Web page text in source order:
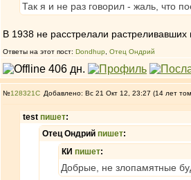
Так я и не раз говорил - жаль, что
В 1938 не расстрелали растреливавших
Ответы на этот пост: Dondhup Отец Ондрий
№128321 Добавлено: Вс 21 Окт 12, 23:27 (14 лет
test пишет:
Отец Ондрий пишет:
КИ пишет:
Добрые, не злопамятные